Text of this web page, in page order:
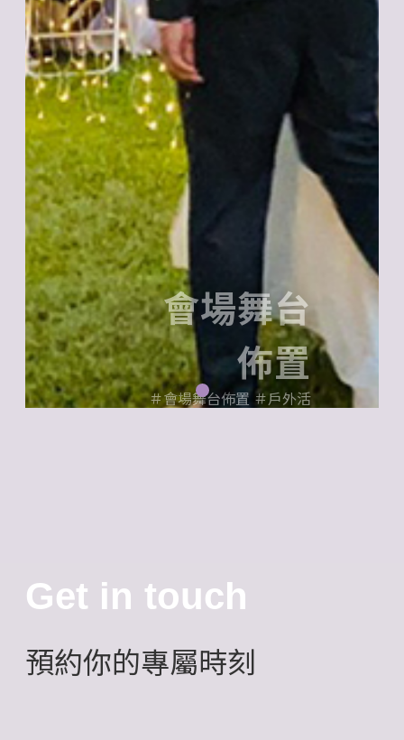
會場舞台
佈置
＃會場舞台佈置 ＃戶外活
動派對佈置 ＃生日派對佈
置 ＃尾牙春酒＃產品發表
＃週年慶產品展示＃主題活
動＃記者會
Get in touch
預約你的專屬時刻